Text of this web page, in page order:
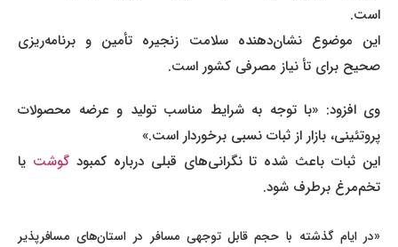
است.
این موضوع نشان‌دهنده سلامت زنجیره تأمین و برنامه‌ریزی
صحیح برای تأ نیاز مصرفی کشور است.
وی افزود: «با توجه به شرایط مناسب تولید و عرضه محصولات
پروتئینی، بازار از ثبات نسبی برخوردار است.»
این ثبات باعث شده تا نگرانی‌های قبلی درباره کمبودگوشت یا
تخم‌مرغ برطرف شود.
«در ایام گذشته با حجم قابل توجهی مسافر در استان‌های مسافرپذیر